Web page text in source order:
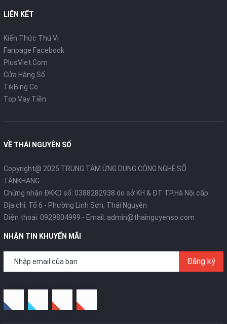
LIÊN KẾT
Kiến Thức Thú Vị
Fanpage Facebook
PlusViet.Com
Cửa Hàng Số
TikBing Co
Top Vay Tiền
VỀ THÁI NGUYÊN SỐ
Copyright@ 2025 TRUNG TÂM ỨNG DỤNG CÔNG NGHỆ SỐ
TÂNKHANG
Chứng nhận ĐKKD số: 0388282938 do sở KH & ĐT TP.Hà Nội cấp
Địa chỉ: Tổ 6 - Phường Linh Sơn, Thái Nguyên
Điện thoại: 0929804999 - Email: admin@thainguyenso.com
NHẬN TIN KHUYẾN MÃI
Đăng ký